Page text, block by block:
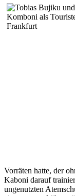
Vorräten hatte, der
Kaboni darauf
ungenutzten